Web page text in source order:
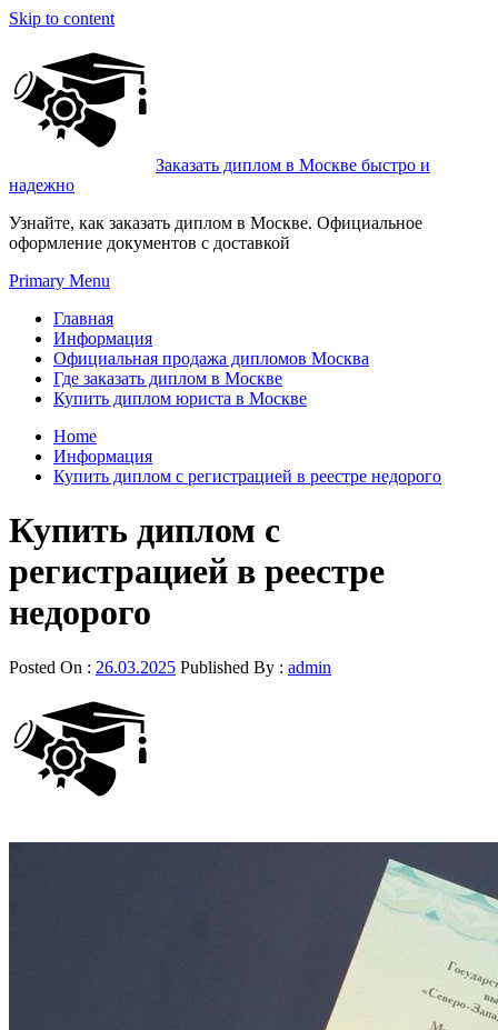
Skip to content
Заказать диплом в Москве быстро и
надежно
Узнайте, как заказать диплом в Москве. Официальное
оформление документов с доставкой
Primary Menu
Главная
Информация
Официальная продажа дипломов Москва
Где заказать диплом в Москве
Купить диплом юриста в Москве
Home
Информация
Купить диплом с регистрацией в реестре недорого
Купить диплом с
регистрацией в реестре
недорого
Posted On : 26.03.2025 Published By : admin